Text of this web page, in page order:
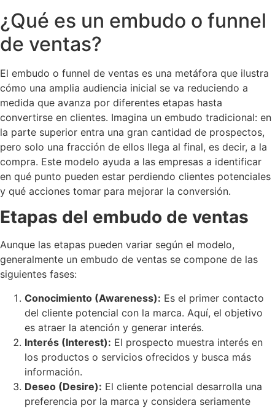
¿Qué es un embudo o funnel
de ventas?
El embudo o funnel de ventas es una metáfora que ilustra
cómo una amplia audiencia inicial se va reduciendo a
medida que avanza por diferentes etapas hasta
convertirse en clientes. Imagina un embudo tradicional: en
la parte superior entra una gran cantidad de prospectos,
pero solo una fracción de ellos llega al final, es decir, a la
compra. Este modelo ayuda a las empresas a identificar
en qué punto pueden estar perdiendo clientes potenciales
y qué acciones tomar para mejorar la conversión.
Etapas del embudo de ventas
Aunque las etapas pueden variar según el modelo,
generalmente un embudo de ventas se compone de las
siguientes fases:
Conocimiento (Awareness): Es el primer contacto
del cliente potencial con la marca. Aquí, el objetivo
es atraer la atención y generar interés.
Interés (Interest): El prospecto muestra interés en
los productos o servicios ofrecidos y busca más
información.
Deseo (Desire): El cliente potencial desarrolla una
preferencia por la marca y considera seriamente